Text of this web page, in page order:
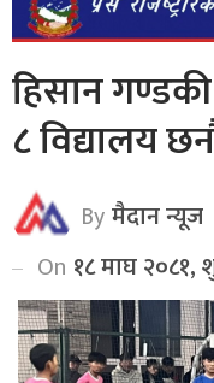
हिसान
८ विद्यालय
Byमैदान न्यूज
On १८ माघ २०८१,